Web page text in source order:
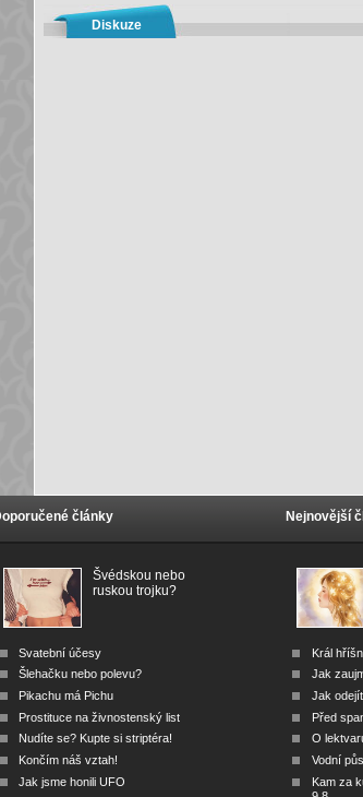
Diskuze
články
Švédskou nebo
ruskou trojku?
Svatební účesy
Šlehačku nebo polevu?
Pikachu má Pichu
Prostituce na živnostenský list
Nudíte se? Kupte si striptéra!
Končím náš vztah!
Jak jsme honili UFO
Nejnovější
Král
Jak
Jak
Před
O
Vodní
Kam za